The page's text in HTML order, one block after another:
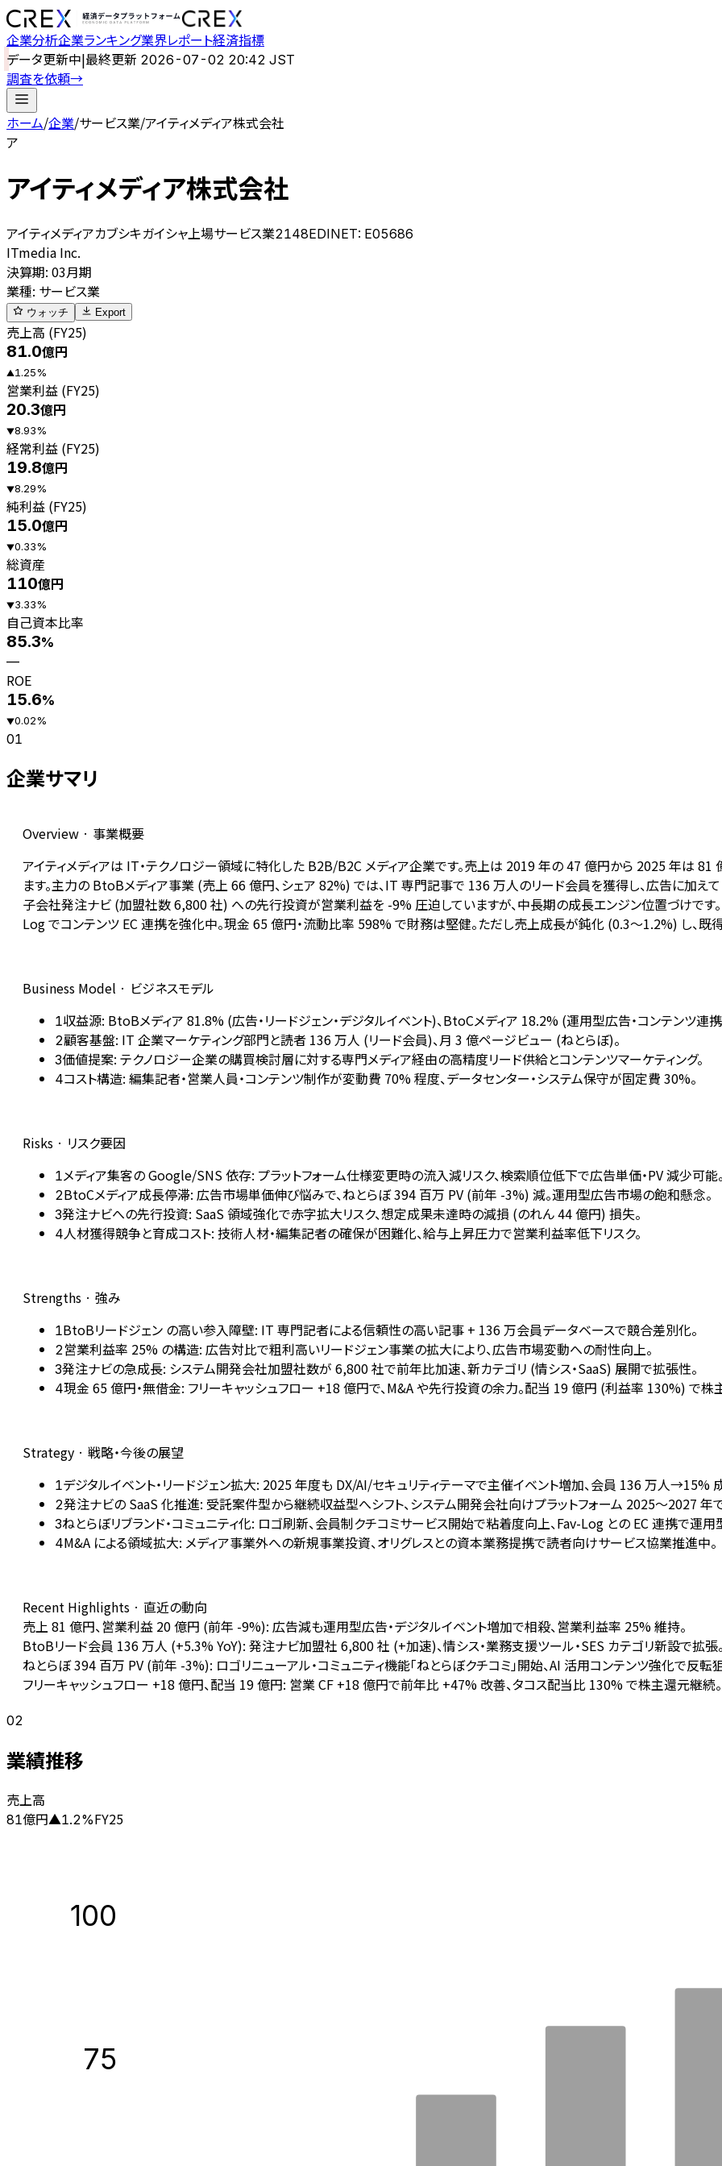
企業分析企業ランキング業界レポート経済指標
データ更新中|最終更新 2026-07-02 20:42 JST
調査を依頼→
ホーム/企業/サービス業/アイティメディア株式会社
ア
アイティメディア株式会社
アイティメディアカブシキガイシャ 上場サービス業2148EDINET: E05686
ITmedia Inc.
決算期: 03月期
業種: サービス業
ウォッチ Export
売上高 (FY25)
81.0億円
▲1.25%
営業利益 (FY25)
20.3億円
▼8.93%
経常利益 (FY25)
19.8億円
▼8.29%
純利益 (FY25)
15.0億円
▼0.33%
総資産
110億円
▼3.33%
自己資本比率
85.3%
—
ROE
15.6%
▼0.02%
01
企業サマリ
Overview · 事業概要
アイティメディアは IT・テクノロジー領域に特化した B2B/B2C メディア企業です。売上は 2019 年の 47 億円から 2025 年は
ます。主力の BtoBメディア事業 (売上 66 億円、シェア 82%) では、IT 専門記事で 136 万人のリード会員を獲得し、広告に加え
子会社発注ナビ (加盟社数 6,800 社) への先行投資が営業利益を -9% 圧迫していますが、中長期の成長エンジン位置づけです
Log でコンテンツ EC 連携を強化中。現金 65 億円・流動比率 598% で財務は堅健。ただし売上成長が鈍化 (0.3～1.2%) し、既
Business Model · ビジネスモデル
1収益源: BtoBメディア 81.8% (広告・リードジェン・デジタルイベント)、BtoCメディア 18.2% (運用型広告・コンテンツ連携
2顧客基盤: IT 企業マーケティング部門と読者 136 万人 (リード会員)、月 3 億ページビュー (ねとらぼ)。
3価値提案: テクノロジー企業の購買検討層に対する専門メディア経由の高精度リード供給とコンテンツマーケティング。
4コスト構造: 編集記者・営業人員・コンテンツ制作が変動費 70% 程度、データセンター・システム保守が固定費 30%。
Risks · リスク要因
1メディア集客の Google/SNS 依存: プラットフォーム仕様変更時の流入減リスク、検索順位低下で広告単価・PV 減少可能。
2BtoCメディア成長停滞: 広告市場単価伸び悩みで、ねとらぼ 394 百万 PV (前年 -3%) 減。運用型広告市場の飽和懸念。
3発注ナビへの先行投資: SaaS 領域強化で赤字拡大リスク、想定成果未達時の減損 (のれん 44 億円) 損失。
4人材獲得競争と育成コスト: 技術人材・編集記者の確保が困難化、給与上昇圧力で営業利益率低下リスク。
Strengths · 強み
1BtoBリードジェン の高い参入障壁: IT 専門記者による信頼性の高い記事 + 136 万会員データベースで競合差別化。
2営業利益率 25% の構造: 広告対比で粗利高いリードジェン事業の拡大により、広告市場変動への耐性向上。
3発注ナビの急成長: システム開発会社加盟社数が 6,800 社で前年比加速、新カテゴリ (情シス・SaaS) 展開で拡張性。
4現金 65 億円・無借金: フリーキャッシュフロー +18 億円で、M&A や先行投資の余力。配当 19 億円 (利益率 130%) で株
Strategy · 戦略・今後の展望
1デジタルイベント・リードジェン拡大: 2025 年度も DX/AI/セキュリティテーマで主催イベント増加、会員 136 万人→15%
2発注ナビの SaaS 化推進: 受託案件型から継続収益型へシフト、システム開発会社向けプラットフォーム 2025～2027 年
3ねとらぼリブランド・コミュニティ化: ロゴ刷新、会員制クチコミサービス開始で粘着度向上、Fav-Log との EC 連携で運用
4M&A による領域拡大: メディア事業外への新規事業投資、オリグレスとの資本業務提携で読者向けサービス協業推進中。
Recent Highlights · 直近の動向
売上 81 億円、営業利益 20 億円 (前年 -9%): 広告減も運用型広告・デジタルイベント増加で相殺、営業利益率 25% 維持。
BtoBリード会員 136 万人 (+5.3% YoY): 発注ナビ加盟社 6,800 社 (+加速)、情シス・業務支援ツール・SES カテゴリ新設で拡張。
ねとらぼ 394 百万 PV (前年 -3%): ロゴリニューアル・コミュニティ機能「ねとらぼクチコミ」開始、AI 活用コンテンツ強化で反転狙
フリーキャッシュフロー +18 億円、配当 19 億円: 営業 CF +18 億円で前年比 +47% 改善、タコス配当比 130% で株主還元継続。
02
業績推移
売上高
81億円▲1.2%FY25
75
100